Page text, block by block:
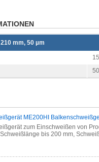
mm, 50 µm
ME200HI
zum Einschweißen von
bis 200 mm,